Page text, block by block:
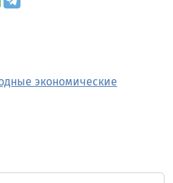
экономические